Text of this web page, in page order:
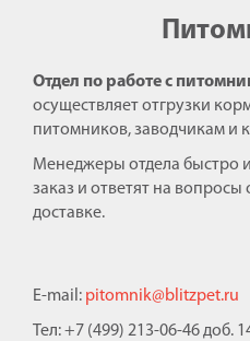
Отдел по работе с
осуществляет отгрузки
питомников, заводчикам и
Менеджеры отдела быстро
заказ и ответят на вопросы
доставке.
E-mail: pitomnik@blitzpet.ru
Тел: +7 (499) 213-06-46 доб.